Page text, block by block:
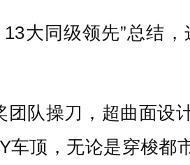
大同级领先”总结
队操刀，超曲面设
顶，无论是穿梭都